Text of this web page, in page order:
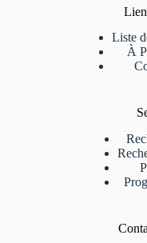
Liste
À